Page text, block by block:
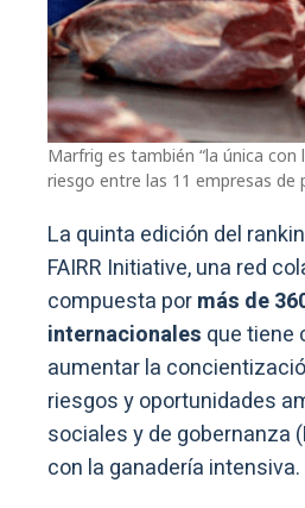
Marfrig es también “la única con
riesgo entre las 11 empresas de
La quinta edición del
FAIRR Initiative, una red
compuesta pormás de
internacionales que tiene
aumentar la
riesgos y oportunidades
sociales y de gobernanza
con la ganadería intensiva.